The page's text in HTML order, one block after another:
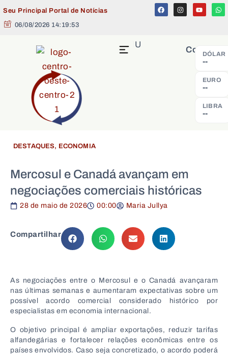
Seu Principal Portal de Notícias
06/08/2026 14:19:53
Cotação
DÓLAR
--
EURO
--
LIBRA
--
MENU
DESTAQUES, ECONOMIA
Mercosul e Canadá avançam em
negociações comerciais históricas
28 de maio de 2026 00:00 Maria Jullya
Compartilhar
As negociações entre o Mercosul e o Canadá avançaram
nas últimas semanas e aumentaram expectativas sobre um
possível acordo comercial considerado histórico por
especialistas em economia internacional.
O objetivo principal é ampliar exportações, reduzir tarifas
alfandegárias e fortalecer relações econômicas entre os
países envolvidos. Caso seja concretizado, o acordo poderá